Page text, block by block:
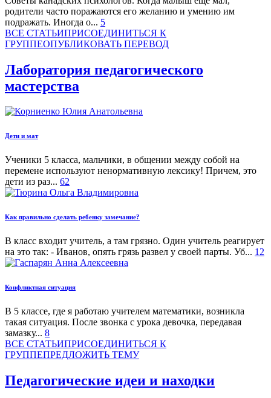
родители часто поражаются его желанию и умению им
подражать. Иногда о... 5
ВСЕ СТАТЬИПРИСОЕДИНИТЬСЯ К
ГРУППЕОПУБЛИКОВАТЬ ПЕРЕВОД
Лаборатория педагогического
мастерства
Дети и мат
Ученики 5 класса, мальчики, в общении между собой на
перемене используют ненормативную лексику! Причем, это
дети из раз... 62
Как правильно сделать ребенку замечание?
В класс входит учитель, а там грязно. Один учитель реагирует
на это так: - Иванов, опять грязь развел у своей парты. Уб... 12
Конфликтная ситуация
В 5 классе, где я работаю учителем математики, возникла
такая ситуация. После звонка с урока девочка, передавая
замазку... 8
ВСЕ СТАТЬИПРИСОЕДИНИТЬСЯ К
ГРУППЕПРЕДЛОЖИТЬ ТЕМУ
Педагогические идеи и находки